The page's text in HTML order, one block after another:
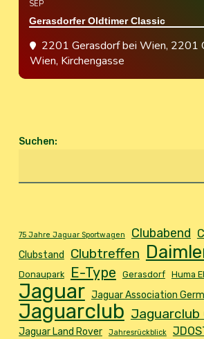
SEP
Gerasdorfer Oldtimer Classic
2201 Gerasdorf bei Wien, 2201
Wien, Kirchengasse
Suchen:
75 Jahre Jaguar Sportwagen Clubabend
Clubstand Clubtreffen
Donaupark E-Type Gerasdorf Huma
Jaguar Jaguar Association
Jaguarclub Jaguarclub
Jaguar Land Rover Jahresrückblick